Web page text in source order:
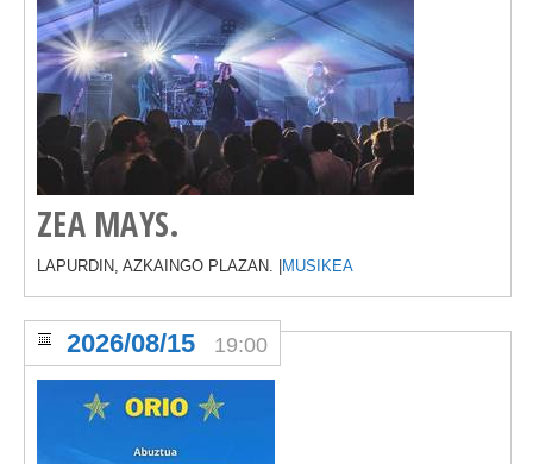
ZEA MAYS.
LAPURDIN, AZKAINGO PLAZAN. | MUSIKEA
2026/08/15 19:00